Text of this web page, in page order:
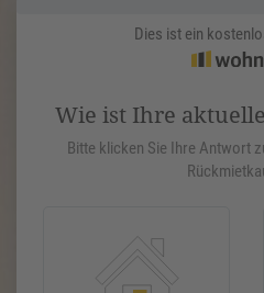
Dies ist ein
Wie ist Ihre
Bitte klicken Sie Ihre Antwort